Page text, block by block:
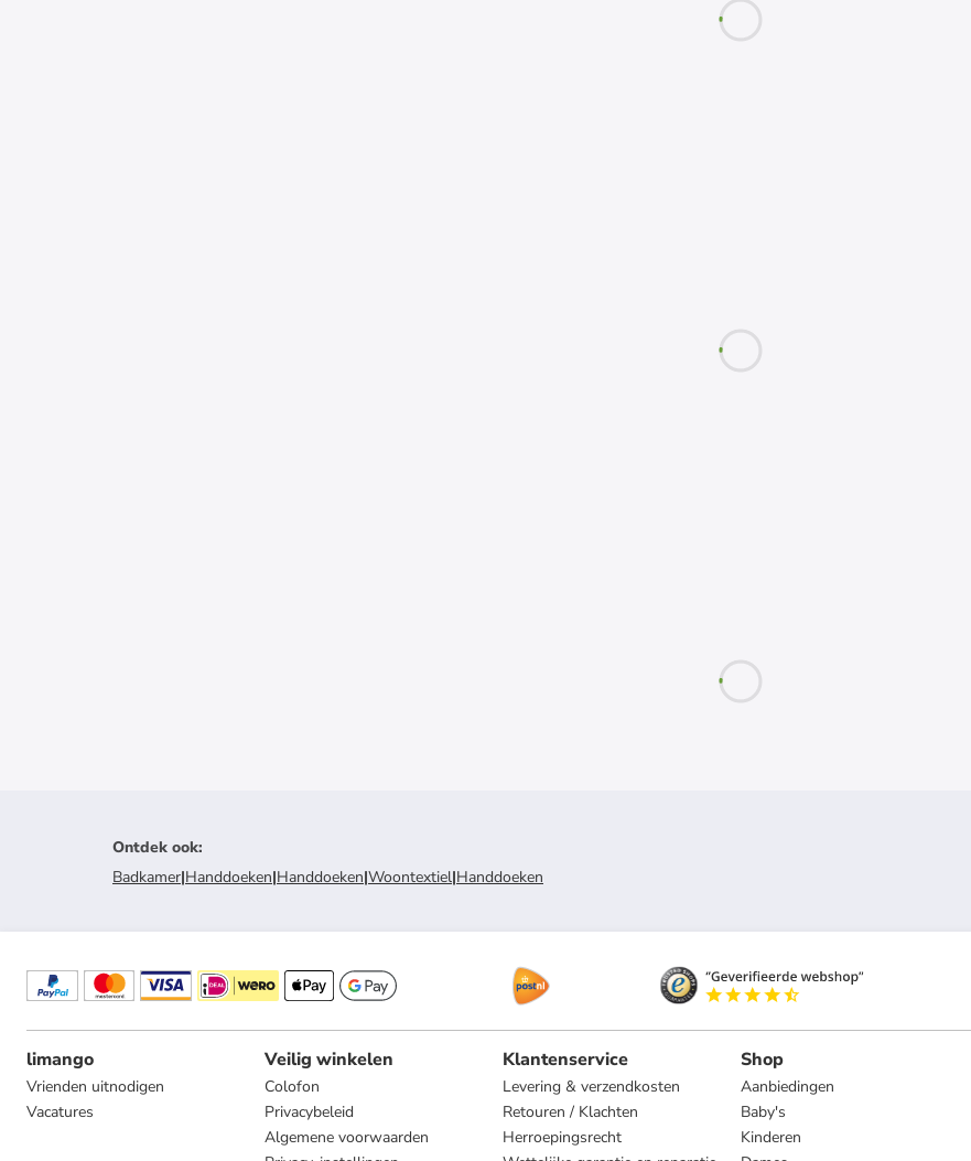
Ontdek ook:
Badkamer|Handdoeken|Handdoeken|Woontextiel|Handdoeken
limango
Vrienden uitnodigen
Vacatures
Veilig winkelen
Colofon
Privacybeleid
Algemene voorwaarden
Klantenservice
Levering & verzendkosten
Retouren / Klachten
Herroepingsrecht
Shop
Aanbiedingen
Baby's
Kinderen